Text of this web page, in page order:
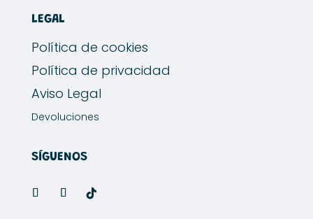
LEGAL
Política de cookies
Política de privacidad
Aviso Legal
Devoluciones
SÍGUENOS